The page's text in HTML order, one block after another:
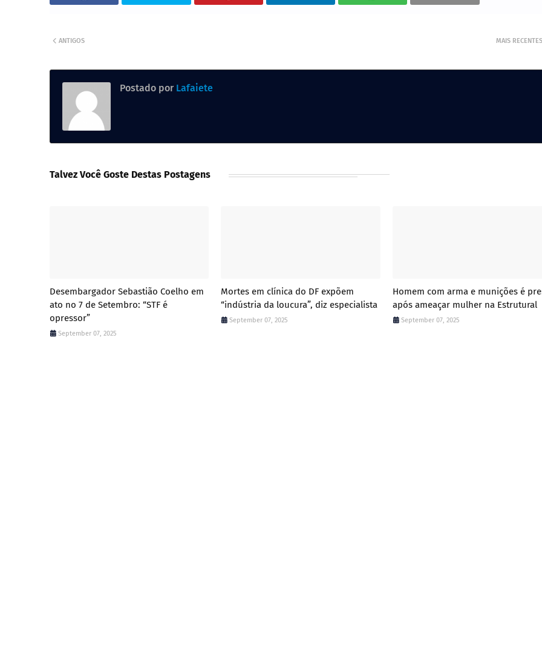
MAIS RECENTES
ANTIGOS
Postado por Lafaiete
Talvez Você Goste Destas Postagens
Desembargador Sebastião Coelho em
ato no 7 de Setembro: “STF é
opressor”
September 07, 2025
Mortes em clínica do DF expõem
“indústria da loucura”, diz especialista
September 07, 2025
Homem com arma e munições é
após ameaçar mulher na Estrutural
September 07, 2025